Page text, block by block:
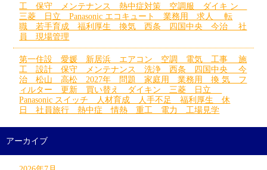
工 保守 メンテナンス 熱中症対策 空調服 ダイキ ン
三菱 日立 Panasonic エコキュート 業務用 求人 転
職 若手育成 福利厚生 換気 西条 四国中央 今治 社
員 現場管理
第一住設 愛媛 新居浜 エアコン 空調 電気 工事 施
工 設計 保守 メンテナンス 洗浄 西条 四国中央 今
治 松山 高松 2027年 問題 家庭用 業務用 換 気 フ
ィルター 更新 買い替え ダイキン 三菱 日立
Panasonic スイッチ 人材育成 人手不足 福利厚生 休
日 社員旅行 熱中症 情熱 重工 電力 工場見学
アーカイブ